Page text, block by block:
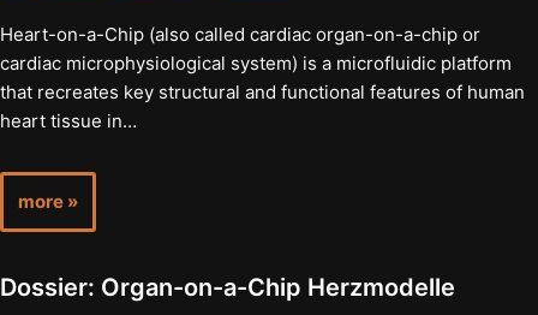
Heart-on-a-Chip (also called cardiac organ-on-a-chip or
cardiac microphysiological system) is a microfluidic platform
that recreates key structural and functional features of human
heart tissue in…
more »
Dossier: Organ-on-a-Chip Herzmodelle